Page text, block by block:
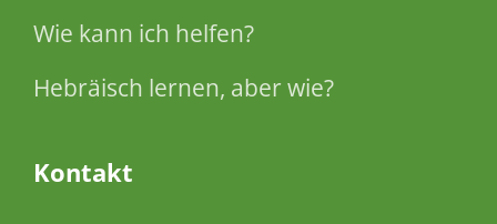
Wie kann ich helfen?
Hebräisch lernen, aber wie?
Kontakt